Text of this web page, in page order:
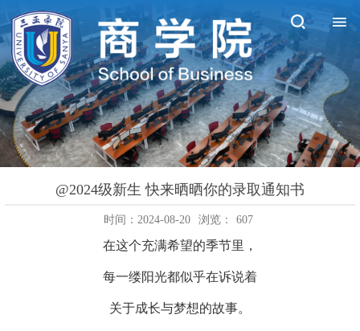
@2024级新生 快来晒晒你的录取通知书
时间：2024-08-20 浏览： 607
在这个充满希望的季节里，
每一缕阳光都似乎在诉说着
关于成长与梦想的故事。